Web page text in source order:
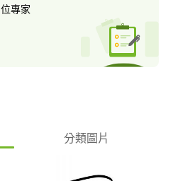
位專家
分類圖片